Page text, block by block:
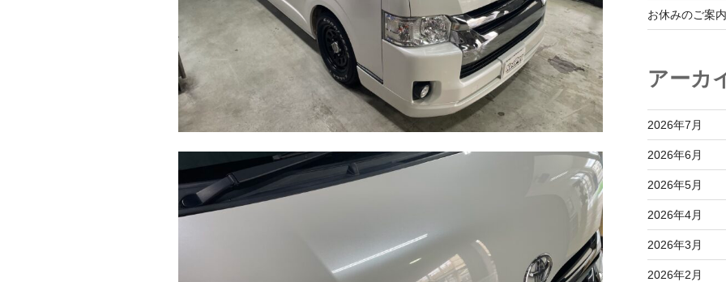
お休みのご案内
アーカ
2026年7月
2026年6月
2026年5月
2026年4月
2026年3月
2026年2月